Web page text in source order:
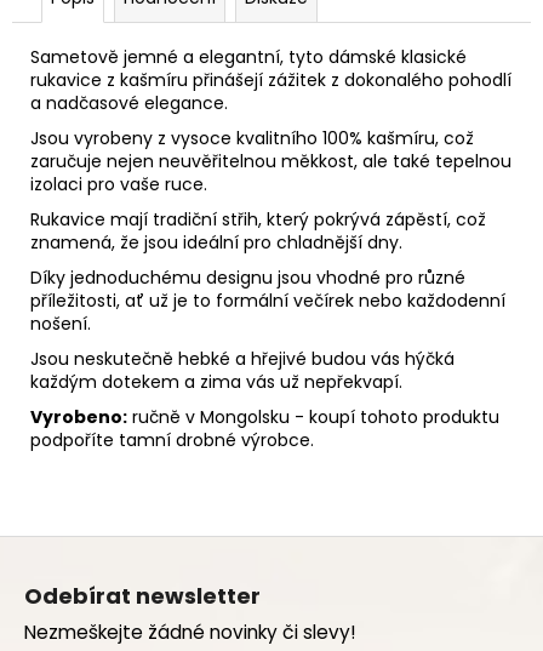
Sametově jemné a elegantní, tyto dámské klasické
rukavice z kašmíru přinášejí zážitek z dokonalého pohodlí
a nadčasové elegance.
Jsou vyrobeny z vysoce kvalitního 100% kašmíru, což
zaručuje nejen neuvěřitelnou měkkost, ale také tepelnou
izolaci pro vaše ruce.
Rukavice mají tradiční střih, který pokrývá zápěstí, což
znamená, že jsou ideální pro chladnější dny.
Díky jednoduchému designu jsou vhodné pro různé
příležitosti, ať už je to formální večírek nebo každodenní
nošení.
Jsou neskutečně hebké a hřejivé budou vás hýčká
každým dotekem a zima vás už nepřekvapí.
Vyrobeno: ručně v Mongolsku - koupí tohoto produktu
podpoříte tamní drobné výrobce.
Z
Odebírat newsletter
Nezmeškejte žádné novinky či slevy!